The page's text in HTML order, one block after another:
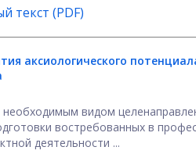
текст (PDF)
аксиологического
видом
востребованных в
деятельности ...